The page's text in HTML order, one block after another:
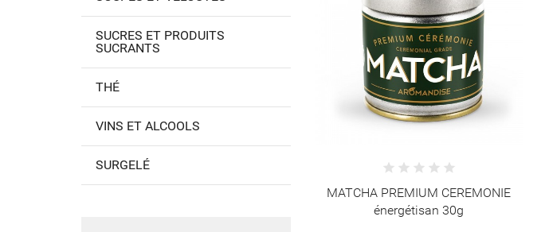
SUCRES ET PRODUITS
SUCRANTS
THÉ
VINS ET ALCOOLS
SURGELÉ
MATCHA PREMIUM CEREMONIE
énergétisan 30g